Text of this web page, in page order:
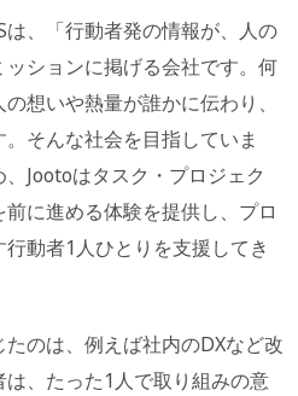
、「行動者発の情報が、人の
ションに掲げる会社です。何
想いや熱量が誰かに伝わり、
そんな社会を目指していま
Jootoはタスク・プロジェク
に進める体験を提供し、プロ
動者1人ひとりを支援してき
のは、例えば社内のDXなど改
、たった1人で取り組みの意